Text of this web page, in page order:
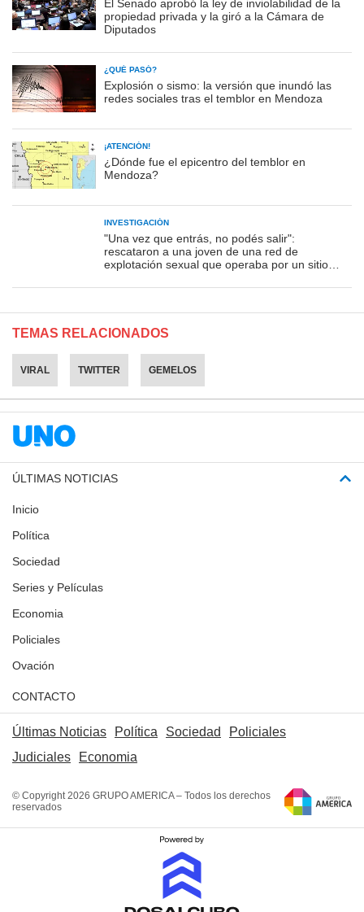
El Senado aprobó la ley de inviolabilidad de la
propiedad privada y la giró a la Cámara de
Diputados
¿QUÉ PASÓ?
Explosión o sismo: la versión que inundó las
redes sociales tras el temblor en Mendoza
¡ATENCIÓN!
¿Dónde fue el epicentro del temblor en
Mendoza?
INVESTIGACIÓN
"Una vez que entrás, no podés salir":
rescataron a una joven de una red de
explotación sexual que operaba por un sitio
TEMAS RELACIONADOS
VIRAL TWITTER GEMELOS
ÚLTIMAS NOTICIAS
Inicio
Política
Sociedad
Series y Películas
Economia
Policiales
Ovación
CONTACTO
Últimas Noticias Política Sociedad
Policiales
Judiciales
Economia
© Copyright 2026 GRUPO AMERICA – Todos los derechos
reservados